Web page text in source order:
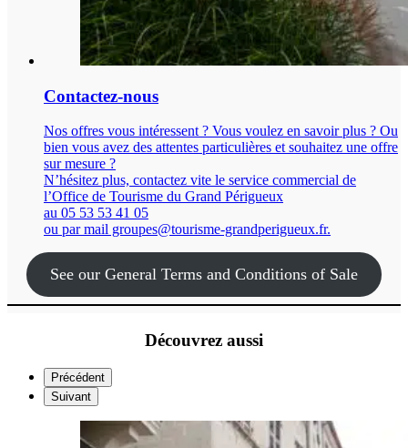
Contactez-nous
Nos offres vous intéressent ? Vous voulez en savoir plus ? Ou
bien vous avez des attentes particulières et souhaitez une offre
sur mesure ?
N’hésitez plus, contactez vite le service commercial de
l’Office de Tourisme du Grand Périgueux
au 05 53 53 41 05
ou par mail groupes@tourisme-grandperigueux.fr.
See our General Terms and Conditions of Sale
Découvrez aussi
Précédent
Suivant